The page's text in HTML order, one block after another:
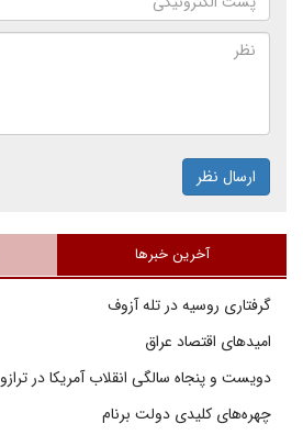
ارسال نظر
آخرین خبرها
گرفتاری روسیه در تله آزوف
امیدهای اقتصاد عراق
دویست و پنجاه سالگی انقلاب آمریکا در ترازو
چهره‌های کلیدی دولت برنام